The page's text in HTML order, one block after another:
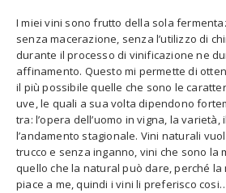
I miei vini sono frutto della sola
senza macerazione, senza l’utilizzo di
durante il processo di vinificazione ne
affinamento. Questo mi permette di
il più possibile quelle che sono le
uve, le quali a sua volta dipendono
tra: l’opera dell’uomo in vigna, la varietà,
l’andamento stagionale. Vini naturali
trucco e senza inganno, vini che sono la
quello che la natural può dare, perché la
piace a me, quindi i vini li preferisco